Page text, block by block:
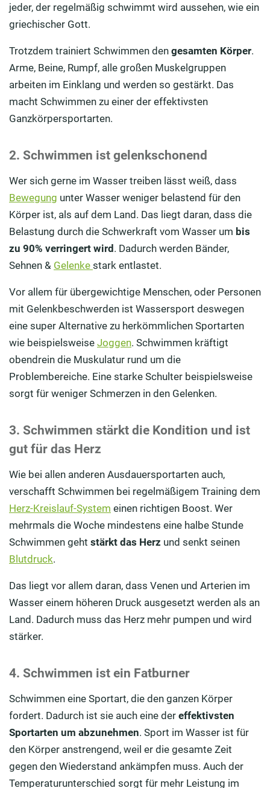
jeder, der regelmäßig schwimmt wird aussehen, wie ein
griechischer Gott.
Trotzdem trainiert Schwimmen den gesamten Körper.
Arme, Beine, Rumpf, alle großen Muskelgruppen
arbeiten im Einklang und werden so gestärkt. Das
macht Schwimmen zu einer der effektivsten
Ganzkörpersportarten.
2. Schwimmen ist gelenkschonend
Wer sich gerne im Wasser treiben lässt weiß, dass
Bewegung unter Wasser weniger belastend für den
Körper ist, als auf dem Land. Das liegt daran, dass die
Belastung durch die Schwerkraft vom Wasser um bis
zu 90% verringert wird . Dadurch werden Bänder,
Sehnen & Gelenke stark entlastet.
Vor allem für übergewichtige Menschen, oder Personen
mit Gelenkbeschwerden ist Wassersport deswegen
eine super Alternative zu herkömmlichen Sportarten
wie beispielsweise Joggen. Schwimmen kräftigt
obendrein die Muskulatur rund um die
Problembereiche. Eine starke Schulter beispielsweise
sorgt für weniger Schmerzen in den Gelenken.
3. Schwimmen stärkt die Kondition und ist
gut für das Herz
Wie bei allen anderen Ausdauersportarten auch,
verschafft Schwimmen bei regelmäßigem Training dem
Herz-Kreislauf-System einen richtigen Boost. Wer
mehrmals die Woche mindestens eine halbe Stunde
Schwimmen geht stärkt das Herz und senkt seinen
Blutdruck.
Das liegt vor allem daran, dass Venen und Arterien im
Wasser einem höheren Druck ausgesetzt werden als an
Land. Dadurch muss das Herz mehr pumpen und wird
stärker.
4. Schwimmen ist ein Fatburner
Schwimmen eine Sportart, die den ganzen Körper
fordert. Dadurch ist sie auch eine der effektivsten
Sportarten um abzunehmen. Sport im Wasser ist für
den Körper anstrengend, weil er die gesamte Zeit
gegen den Wiederstand ankämpfen muss. Auch der
Temperaturunterschied sorgt für mehr Leistung im